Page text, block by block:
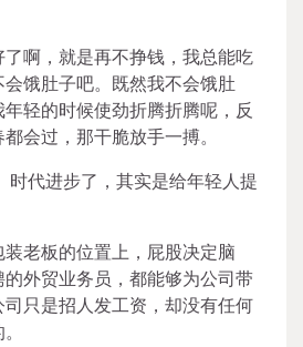
啊，就是再不挣钱，我总能吃
饿肚子吧。既然我不会饿肚
轻的时候使劲折腾折腾呢，反
会过，那干脆放手一搏。
时代进步了，其实是给年轻人提
老板的位置上，屁股决定脑
外贸业务员，都能够为公司带
只是招人发工资，却没有任何